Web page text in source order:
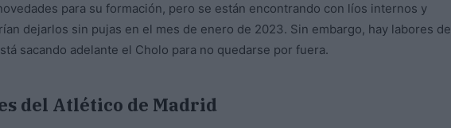
para su formación, pero se están encontrando con líos internos y
dejarlos sin pujas en el mes de enero de 2023. Sin embargo, hay labores de
sacando adelante el Cholo para no quedarse por fuera.
del Atlético de Madrid